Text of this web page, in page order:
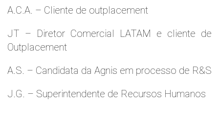
A.C.A. – Cliente de outplacement
JT – Diretor Comercial LATAM e cliente de
Outplacement
A.S. – Candidata da Agnis em processo de R&S
J.G. – Superintendente de Recursos Humanos